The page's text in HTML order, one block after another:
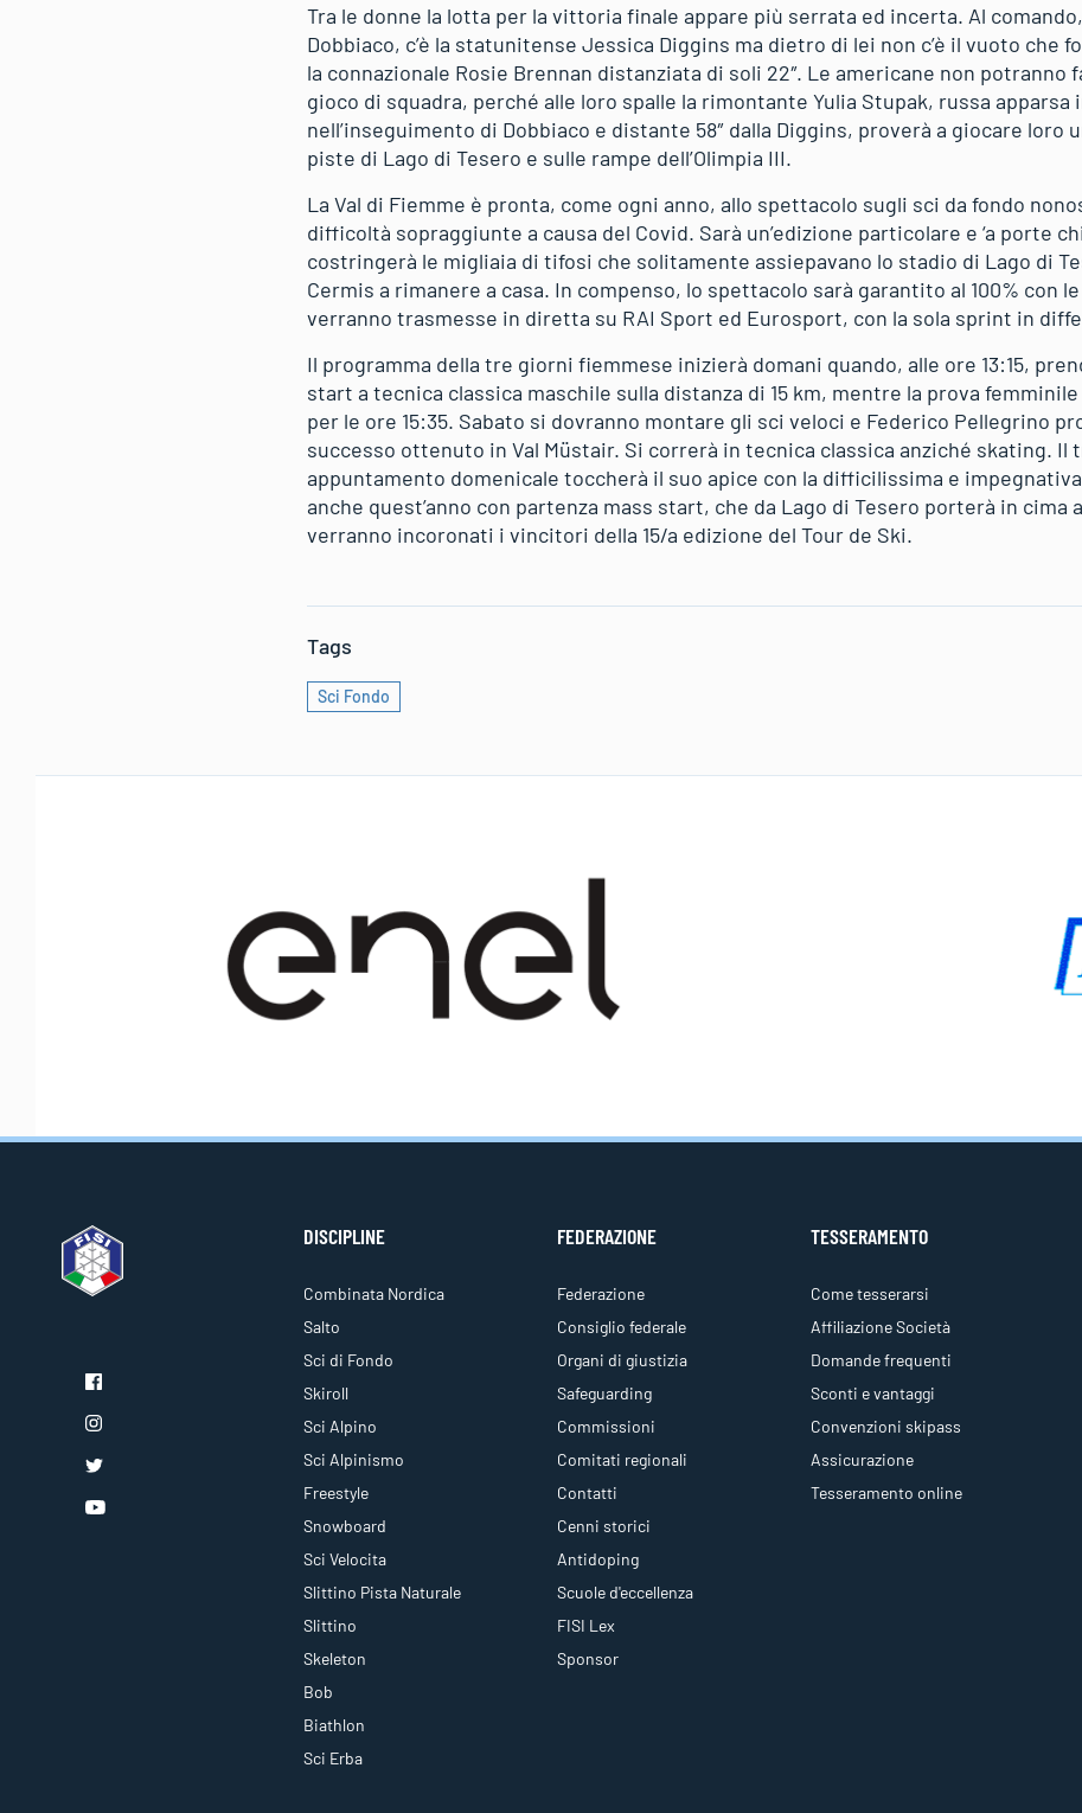
Tra le donne la lotta per la vittoria finale appare più serrata ed incerta. Al
Dobbiaco, c’è la statunitense Jessica Diggins ma dietro di lei non c’è il vuoto che
la connazionale Rosie Brennan distanziata di soli 22″. Le americane non potranno
gioco di squadra, perché alle loro spalle la rimontante Yulia Stupak, russa apparsa
nell’inseguimento di Dobbiaco e distante 58″ dalla Diggins, proverà a giocare loro
piste di Lago di Tesero e sulle rampe dell’Olimpia III.
La Val di Fiemme è pronta, come ogni anno, allo spettacolo sugli sci da fondo
difficoltà sopraggiunte a causa del Covid. Sarà un’edizione particolare e ‘a porte
costringerà le migliaia di tifosi che solitamente assiepavano lo stadio di Lago di
Cermis a rimanere a casa. In compenso, lo spettacolo sarà garantito al 100% con
verranno trasmesse in diretta su RAI Sport ed Eurosport, con la sola sprint in
Il programma della tre giorni fiemmese inizierà domani quando, alle ore 13:15,
start a tecnica classica maschile sulla distanza di 15 km, mentre la prova
per le ore 15:35. Sabato si dovranno montare gli sci veloci e Federico Pellegrino
successo ottenuto in Val Müstair. Si correrà in tecnica classica anziché skating. Il
appuntamento domenicale toccherà il suo apice con la difficilissima e impegnativa
anche quest’anno con partenza mass start, che da Lago di Tesero porterà in cima
verranno incoronati i vincitori della 15/a edizione del Tour de Ski.
Tags
Sci Fondo
DISCIPLINE
Combinata Nordica
Salto
Sci di Fondo
Skiroll
Sci Alpino
Sci Alpinismo
Freestyle
Snowboard
Sci Velocita
Slittino Pista Naturale
Slittino
Skeleton
Bob
Biathlon
Sci Erba
FEDERAZIONE
Federazione
Consiglio federale
Organi di giustizia
Safeguarding
Commissioni
Comitati regionali
Contatti
Cenni storici
Antidoping
Scuole d'eccellenza
FISI Lex
Sponsor
TESSERAMENTO
Come tesserarsi
Affiliazione Società
Domande frequenti
Sconti e vantaggi
Convenzioni skipass
Assicurazione
Tesseramento online